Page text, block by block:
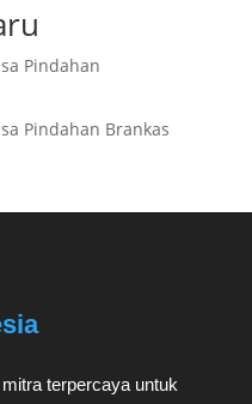
Pindahan
Pindahan Brankas
terpercaya untuk